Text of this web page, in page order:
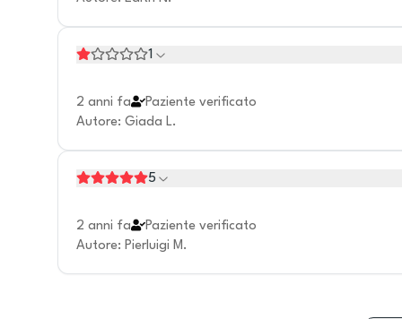
1
2 anni fa
Paziente verificato
Autore: Giada L.
5
2 anni fa
Paziente verificato
Autore: Pierluigi M.